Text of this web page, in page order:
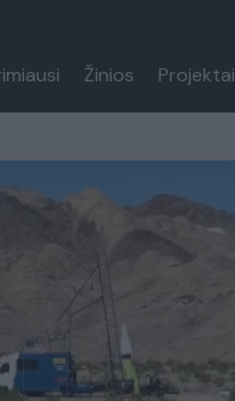
Žinios Projektai